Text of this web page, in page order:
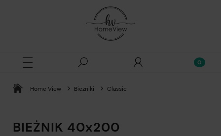
Home View Bieżniki Classic
BIEŻNIK 40x200